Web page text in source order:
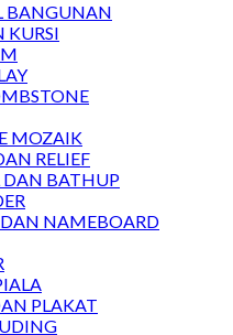
BANGUNAN
KURSI
MOZAIK
RELIEF
DAN BATHUP
DAN NAMEBOARD
PLAKAT